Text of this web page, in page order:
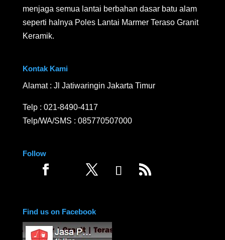
menjaga semua lantai berbahan dasar batu alam
seperti halnya Poles Lantai Marmer Teraso Granit
Keramik.
Kontak Kami
Alamat : Jl Jatiwaringin Jakarta Timur
Telp : 021-8490-4117
Telp/WA/SMS : 085770507000
Follow
Find us on Facebook